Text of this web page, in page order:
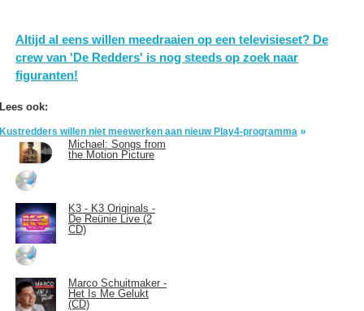
Altijd al eens willen meedraaien op een televisieset? De
crew van 'De Redders' is nog steeds op zoek naar
figuranten!
Lees ook:
Kustredders willen niet meewerken aan nieuw Play4-programma
Michael: Songs from
the Motion Picture
K3 - K3 Originals -
De Reünie Live (2
CD)
Marco Schuitmaker -
Het Is Me Gelukt
(CD)